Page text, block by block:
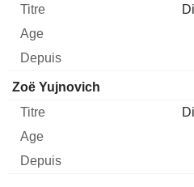
Zoë Yujnovich